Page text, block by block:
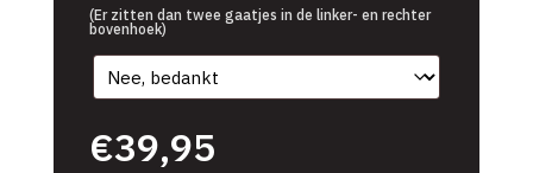
(Er zitten dan twee gaatjes in de linker- en rechter
bovenhoek)
€39,95